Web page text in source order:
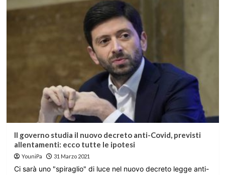
Il governo studia il nuovo decreto anti-Covid, previsti
allentamenti: ecco tutte le ipotesi
YouniPa 31 Marzo 2021
Ci sarà uno "spiraglio" di luce nel nuovo decreto legge anti-